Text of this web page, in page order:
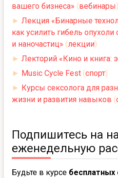
вашего бизнеса» (вебинары)
► Лекция «Бинарные
как усилить гибель
и наночастиц» (лекции)
► Лекторий «Кино и книга:
► Music Cycle Fest (спорт)
► Курсы сексолога для
жизни и развития навыков (
Подпишитесь на
еженедельную
Будьте в курсе